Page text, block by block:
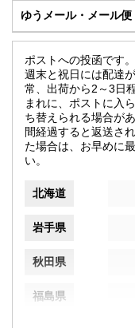
ゆうメール・メール便
ポストへの投函です
週末と祝日には配達
常、出荷から2～3日
まれに、ポストに入
ち替えられる場合が
間経過すると返送さ
た場合は、お早めに
い。
北海道
岩手県
秋田県
福島県